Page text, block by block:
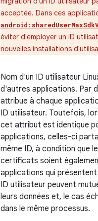
acceptée. Dans ces
éviter d'employer un ID
nouvelles installations
Nom d'un ID utilisateur
d'autres applications. Par
attribue à chaque
ID utilisateur. Toutefois,
cet attribut est identique
applications, celles-ci
même ID, à condition que
certificats soient
applications qui présentent
ID utilisateur peuvent
leurs données et, le cas
dans le même processus.